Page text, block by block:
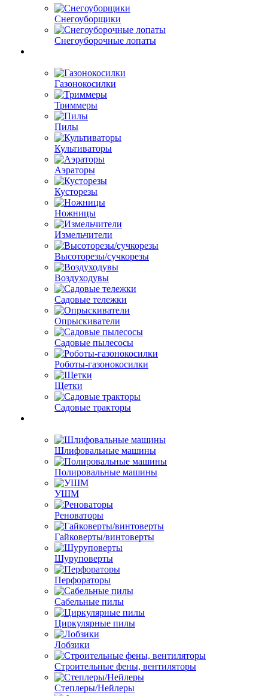
Снегоуборщики
Снегоуборочные лопаты
Газонокосилки
Триммеры
Пилы
Культиваторы
Аэраторы
Кусторезы
Ножницы
Измельчители
Высоторезы/сучкорезы
Воздуходувы
Садовые тележки
Опрыскиватели
Садовые пылесосы
Роботы-газонокосилки
Щетки
Садовые тракторы
Шлифовальные машины
Полировальные машины
УШМ
Реноваторы
Гайковерты/винтоверты
Шуруповерты
Перфораторы
Сабельные пилы
Циркулярные пилы
Лобзики
Строительные фены, вентиляторы
Степлеры/Нейлеры